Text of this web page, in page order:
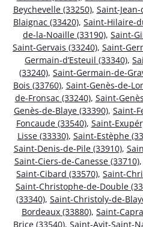
Beychevelle (33250), Saint-Jean-
Blaignac (33420), Saint-Hilaire-
de-la-Noaille (33190), Saint-
Saint-Gervais (33240), Saint-
Germain-d’Esteuil (33340),
(33240), Saint-Germain-de-
Bois (33760), Saint-Genès-de-
de-Fronsac (33240), Saint-
Genès-de-Blaye (33390), Saint-
Foncaude (33540), Saint-
Lisse (33330), Saint-Estèphe
Saint-Denis-de-Pile (33910),
Saint-Ciers-de-Canesse (33710),
Saint-Cibard (33570), Saint-
Saint-Christophe-de-Double
(33340), Saint-Christoly-de-
Bordeaux (33880), Saint-
Brice (33540), Saint-Avit-Saint-